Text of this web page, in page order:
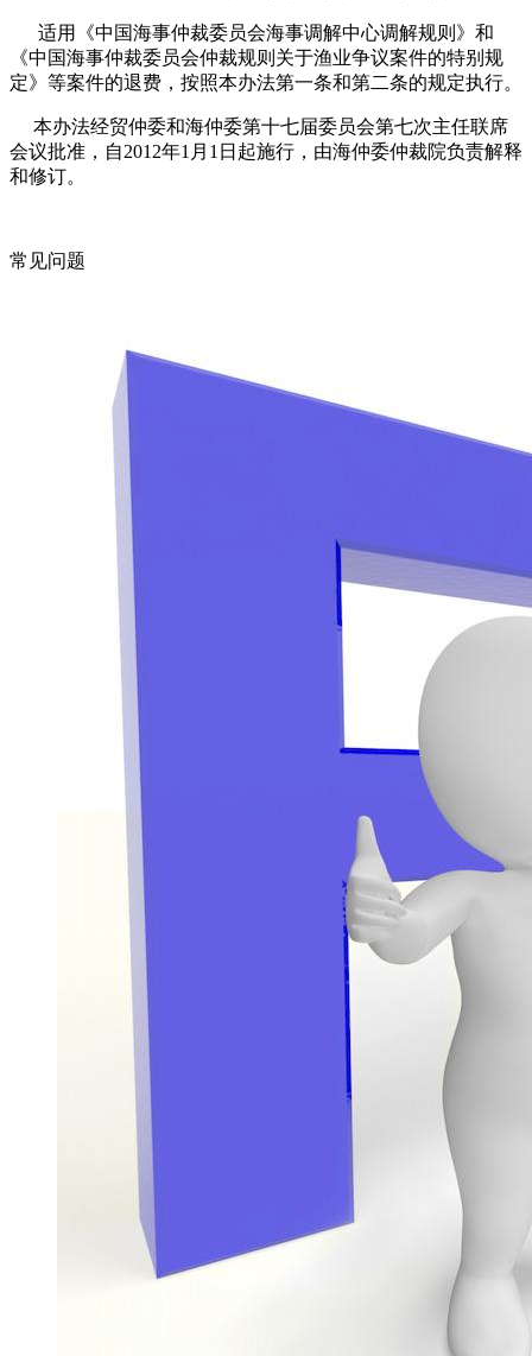
适用《中国海事仲裁委员会海事调解中心调解规则》和
《中国海事仲裁委员会仲裁规则关于渔业争议案件的特别规
定》等案件的退费，按照本办法第一条和第二条的规定执行。
本办法经贸仲委和海仲委第十七届委员会第七次主任联席
会议批准，自2012年1月1日起施行，由海仲委仲裁院负责解释
和修订。
常见问题